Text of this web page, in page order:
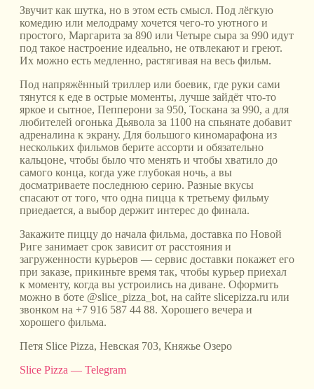
Звучит как шутка, но в этом есть смысл. Под лёгкую
комедию или мелодраму хочется чего-то уютного и
простого, Маргарита за 890 или Четыре сыра за 990 идут
под такое настроение идеально, не отвлекают и греют.
Их можно есть медленно, растягивая на весь фильм.
Под напряжённый триллер или боевик, где руки сами
тянутся к еде в острые моменты, лучше зайдёт что-то
яркое и сытное, Пепперони за 950, Тоскана за 990, а для
любителей огонька Дьявола за 1100 на спьянате добавит
адреналина к экрану. Для большого киномарафона из
нескольких фильмов берите ассорти и обязательно
кальцоне, чтобы было что менять и чтобы хватило до
самого конца, когда уже глубокая ночь, а вы
досматриваете последнюю серию. Разные вкусы
спасают от того, что одна пицца к третьему фильму
приедается, а выбор держит интерес до финала.
Закажите пиццу до начала фильма, доставка по Новой
Риге занимает срок зависит от расстояния и
загруженности курьеров — сервис доставки покажет его
при заказе, прикиньте время так, чтобы курьер приехал
к моменту, когда вы устроились на диване. Оформить
можно в боте @slice_pizza_bot, на сайте slicepizza.ru или
звонком на +7 916 587 44 88. Хорошего вечера и
хорошего фильма.
Петя Slice Pizza, Невская 703, Княжье Озеро
Slice Pizza — Telegram